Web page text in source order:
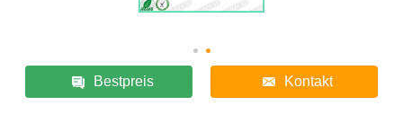
Bestpreis Kontakt